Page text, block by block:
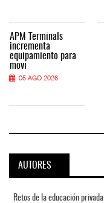
APM Terminals
incrementa
equipamiento para
movi
05 AGO 2026
AUTORES
Retos de la educación privada